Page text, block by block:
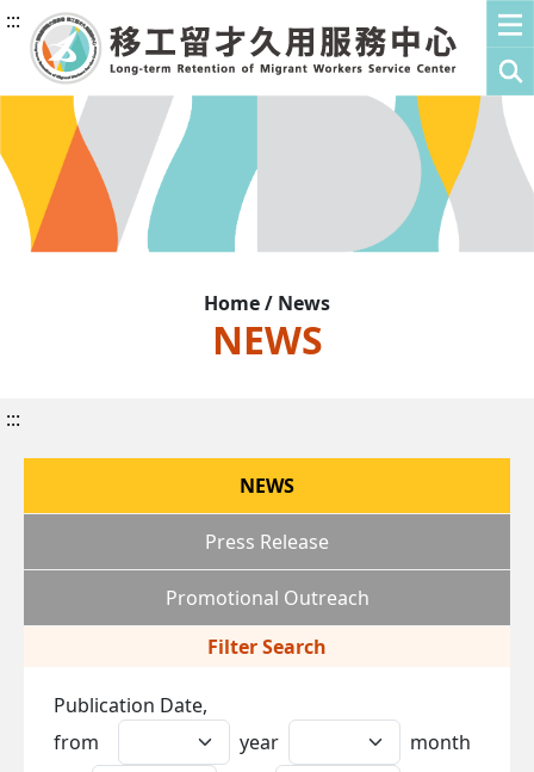
:::
Home / News
NEWS
:::
NEWS
Press Release
Promotional Outreach
Filter Search
Publication Date,
from
year
month